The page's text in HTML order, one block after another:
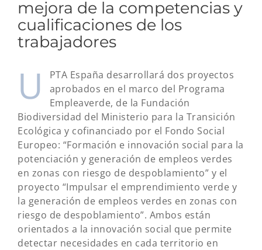
mejora de la competencias y
cualificaciones de los
trabajadores
U
PTA España desarrollará dos proyectos
aprobados en el marco del Programa
Empleaverde, de la Fundación
Biodiversidad del Ministerio para la Transición
Ecológica y cofinanciado por el Fondo Social
Europeo: “Formación e innovación social para la
potenciación y generación de empleos verdes
en zonas con riesgo de despoblamiento” y el
proyecto “Impulsar el emprendimiento verde y
la generación de empleos verdes en zonas con
riesgo de despoblamiento”. Ambos están
orientados a la innovación social que permite
detectar necesidades en cada territorio en